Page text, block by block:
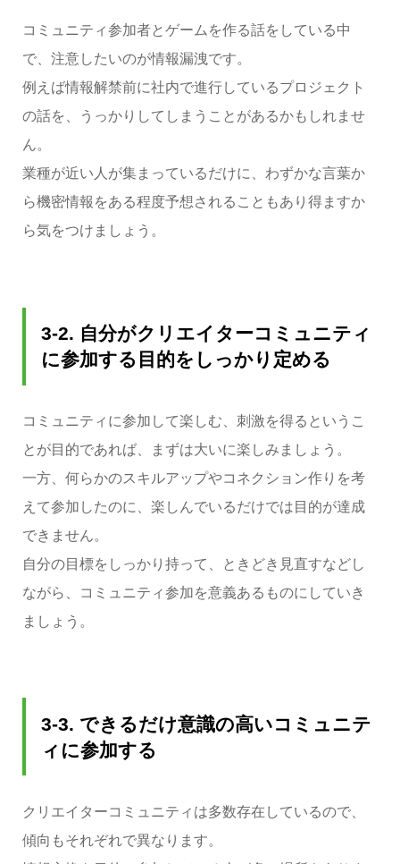
コミュニティ参加者とゲームを作る話をしている中
で、注意したいのが情報漏洩です。
例えば情報解禁前に社内で進行しているプロジェクト
の話を、うっかりしてしまうことがあるかもしれませ
ん。
業種が近い人が集まっているだけに、わずかな言葉か
ら機密情報をある程度予想されることもあり得ますか
ら気をつけましょう。
3-2. 自分がクリエイターコミュニティ
に参加する目的をしっかり定める
コミュニティに参加して楽しむ、刺激を得るというこ
とが目的であれば、まずは大いに楽しみましょう。
一方、何らかのスキルアップやコネクション作りを考
えて参加したのに、楽しんでいるだけでは目的が達成
できません。
自分の目標をしっかり持って、ときどき見直すなどし
ながら、コミュニティ参加を意義あるものにしていき
ましょう。
3-3. できるだけ意識の高いコミュニテ
ィに参加する
クリエイターコミュニティは多数存在しているので、
傾向もそれぞれで異なります。